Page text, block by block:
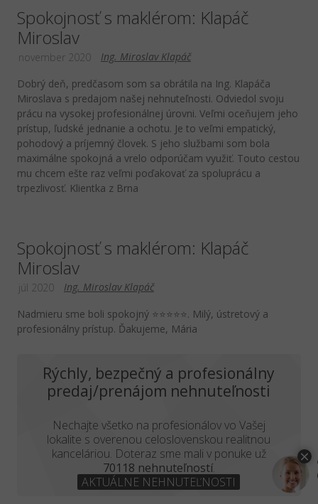
Spokojnosť s maklérom: Klapáč
Miroslav
Ing. Miroslav Klapáč
november 2020
Dobrý deň, predčasom som sa obrátila na Ing. Klapáča
Miroslava s predajom našej nehnuteľnosti. Odviedol svoju
prácu na vysokej profesionálnej úrovni. Veľmi oceňujem jeho
prístup, ľudské jednanie a ochotu. Je to veľmi empatický,
pohodový a príjemný človek. S jeho službami som bola
maximálne spokojná a vrelo odporúčam využiť. Touto cestou
mu chcem ešte raz veľmi poďakovať za spoluprácu a
trpezlivosť. Klientka z Brna
Spokojnosť s maklérom: Klapáč
Miroslav
Ing. Miroslav Klapáč
júl 2020
Nadmieru sme boli spokojný ⭐️⭐️⭐️⭐️⭐️. Milý, ústretový a
profesionálny prístup. Ďakujeme, Mária
Rýchly, bezpečný a profesionálny
predaj/prenájom nehnuteľnosti
Nechajte všetko na profesionálov vo Vašej
lokalite s overenou celoslovenskou realitnou
kanceláriou. Doteraz sme mali v ponuke už
70118 nehnuteľností.
AKTUÁLNE NEHNUTEĽNOSTI